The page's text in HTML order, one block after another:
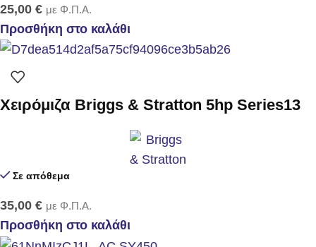
25,00 € με Φ.Π.Α.
Προσθήκη στο καλάθι
Χειρόμιζα Briggs & Stratton 5hp Series13
Σε απόθεμα
35,00 € με Φ.Π.Α.
Προσθήκη στο καλάθι